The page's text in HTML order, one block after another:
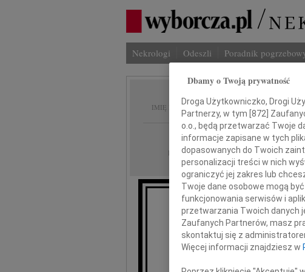
Nekrologi Odeszli Poradnik
IMIĘ I NAZWISKO: Czesław
REGION: Warszawa, cała Polska
DATA EMISJI: 15.04.2010
W dniu 10
w
pod
Dbamy o Twoją prywatność
Droga Użytkowniczko, Drogi
Partnerzy, w tym [872]
o.o., będą przetwarzać Twoje
informacje zapisane w tych
dopasowanych do Twoich
personalizacji treści w nich
ograniczyć jej zakres lub
Twoje dane osobowe mogą
funkcjonowania serwisów i
przetwarzania Twoich danych
Zaufanych Partnerów, masz
skontaktuj się z
Więcej informacji znajdziesz w